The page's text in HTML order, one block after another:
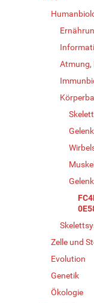
Atmung,
Zelle und
Evolution
Genetik
Ökologie